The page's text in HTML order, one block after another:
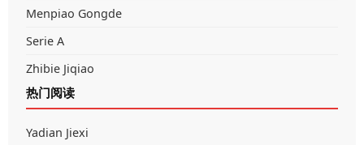
Menpiao Gongde
Serie A
Zhibie Jiqiao
热门阅读
Yadian Jiexi